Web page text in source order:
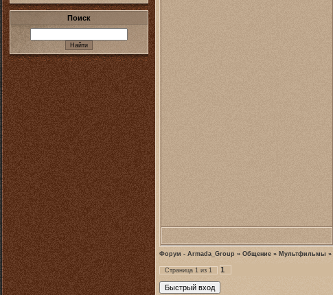
Поиск
Форум - Armada_Group » Общение » Мультфильмы »
Страница 1 из 1
1